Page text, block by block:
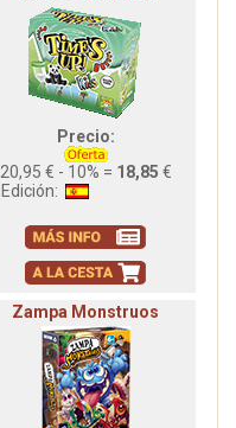
Precio:
20,95 € - 10% = 18,85 €
Edición:
Zampa Monstruos